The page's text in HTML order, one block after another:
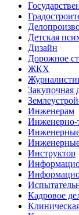
Детская
Дизайн
Дорожное
ЖКХ
Закупочная
Инженерам
Инженерно-
Инструктор
Кадровое